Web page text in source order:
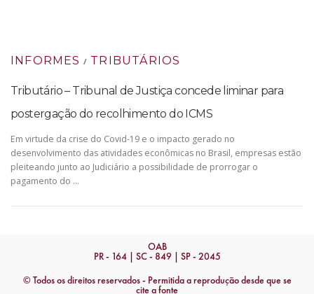
INFORMES / TRIBUTÁRIOS
Tributário – Tribunal de Justiça concede liminar para
postergação do recolhimento do ICMS
Em virtude da crise do Covid-19 e o impacto gerado no
desenvolvimento das atividades econômicas no Brasil, empresas estão
pleiteando junto ao Judiciário a possibilidade de prorrogar o
pagamento do …
OAB
PR - 164 | SC - 849 | SP - 2045
© Todos os direitos reservados - Permitida a reprodução desde que se
cite a fonte